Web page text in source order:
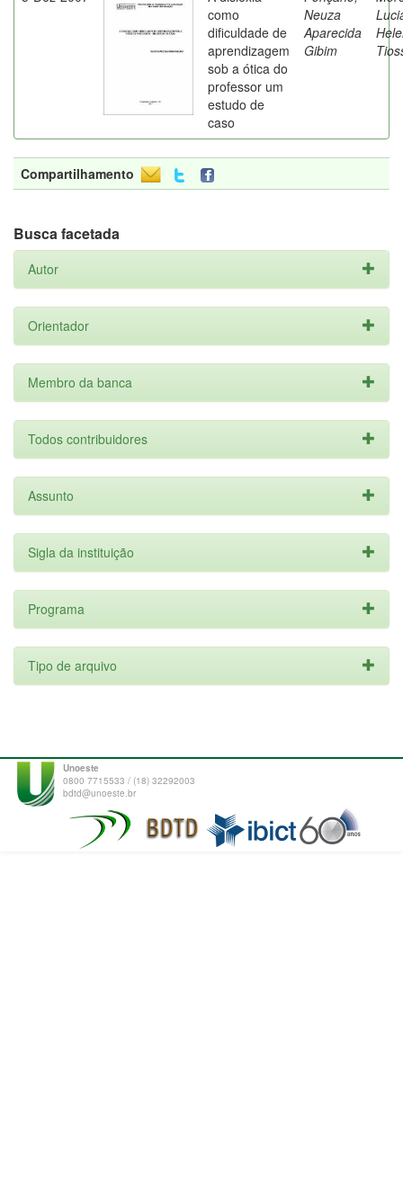
como
dificuldade de
aprendizagem
sob a ótica do
professor um
estudo de
caso
Neuza
Aparecida
Gibim
Compartilhamento
Busca facetada
Autor
Orientador
Membro da banca
Todos contribuidores
Assunto
Sigla da instituição
Programa
Tipo de arquivo
Unoeste
0800 7715533 / (18) 32292003
bdtd@unoeste.br